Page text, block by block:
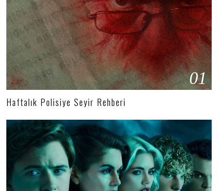
01
Haftalık Polisiye Seyir Rehberi